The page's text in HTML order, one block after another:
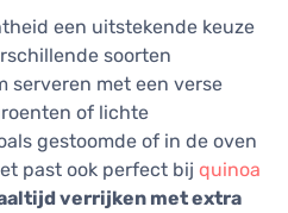
een uitstekende keuze
soorten
serveren met een verse
of lichte
gestoomde of in de oven
past ook perfect bij quinoa
verrijken met extra